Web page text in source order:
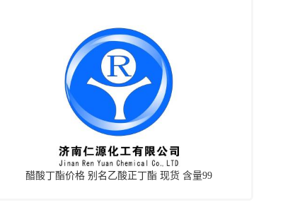
醋酸丁酯价格 别名乙酸正丁酯 现货 含量99